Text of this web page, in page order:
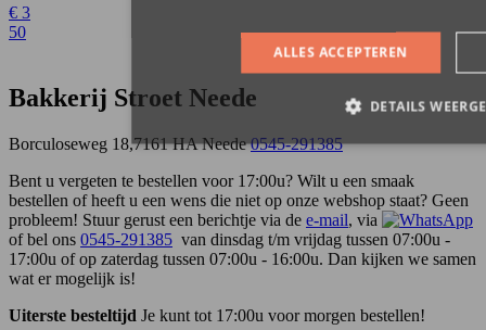
€ 3
50
Bakkerij Stroet Neede
Borculoseweg 18,7161 HA Neede0545-291385
Bent u vergeten te bestellen voor 17:00u? Wilt u een smaak
bestellen of heeft u een wens die niet op onze webshop staat? Geen
probleem! Stuur gerust een berichtje via de e-mail, via
of bel ons 0545-291385 van dinsdag t/m vrijdag tussen 07:00u -
17:00u of op zaterdag tussen 07:00u - 16:00u. Dan kijken we samen
wat er mogelijk is!
Uiterste besteltijd Je kunt tot 17:00u voor morgen bestellen!